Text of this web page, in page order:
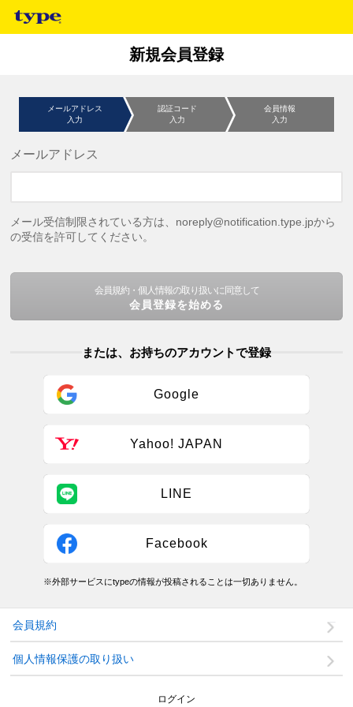
新規会員登録
メールアドレス
入力
認証コード
入力
会員情報
入力
メールアドレス
メール受信制限されている方は、noreply@notification.type.jpから
の受信を許可してください。
会員規約・個人情報の取り扱いに同意して
会員登録を始める
または、お持ちのアカウントで登録
Google
Yahoo! JAPAN
LINE
Facebook
※外部サービスにtypeの情報が投稿されることは一切ありません。
会員規約
個人情報保護の取り扱い
ログイン